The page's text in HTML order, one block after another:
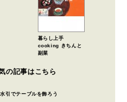
暮らし上手
cooking きちんと
副菜
の記事はこちら
引でテーブルを飾ろう